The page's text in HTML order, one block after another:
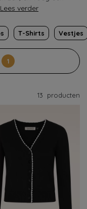
Lees verder
T-Shirts Vestjes
1
13 producten